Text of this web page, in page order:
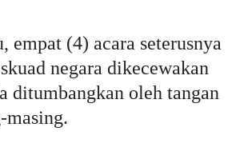
empat (4) acara seterusnya
negara dikecewakan
ditumbangkan oleh tangan
masing.